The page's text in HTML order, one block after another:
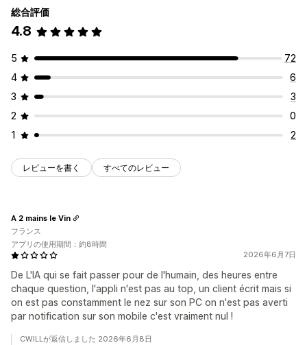
色とフォント
ウェルカムメッセージ
チャットの割り当て
表示オプション
アコーディオン カスタムテンプレート
総合評価
4.8
5
72
4
6
3
3
2
0
1
2
レビューを書く すべてのレビュー
2026年6月7日
De L'IA qui se fait passer pour de l'humain, des heures entre
chaque question, l'appli n'est pas au top, un client écrit mais si
on est pas constamment le nez sur son PC on n'est pas averti
par notification sur son mobile c'est vraiment nul !
A 2 mains le Vin
フランス
アプリの使用期間：約8時間
CWILLが返信しました 2026年6月8日